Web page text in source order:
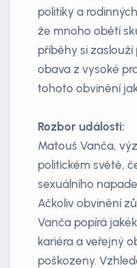
politiky a
že mnoho obětí
příběhy si
obava z vysoké
tohoto obvinění
Rozbor události:
Matouš Vanča,
politickém světě,
sexuálního
Ačkoliv obvinění
Vanča popírá
kariéra a veřejný
poškozeny.